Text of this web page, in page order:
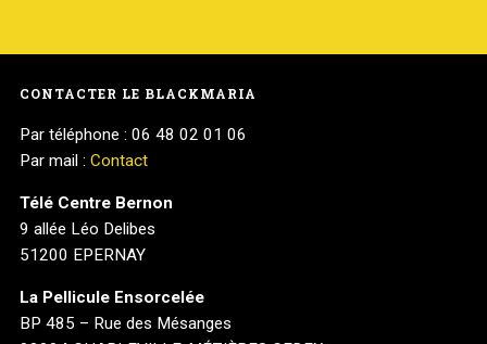
CONTACTER LE BLACKMARIA
Par téléphone : 06 48 02 01 06
Par mail : Contact
Télé Centre Bernon
9 allée Léo Delibes
51200 EPERNAY
La Pellicule Ensorcelée
BP 485 – Rue des Mésanges